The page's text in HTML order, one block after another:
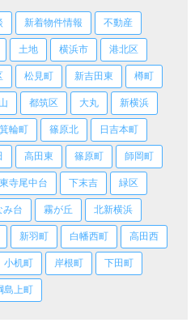
新着物件情報 不動産
土地 横浜市 港北区
松見町 新吉田東 樽町
都筑区 大丸 新横浜
箕輪町 篠原北 日吉本町
高田東 篠原町 師岡町
東寺尾中台 下末吉 緑区
み台 霧が丘 北新横浜
新羽町 白幡西町 高田西
小机町 岸根町 下田町
島上町